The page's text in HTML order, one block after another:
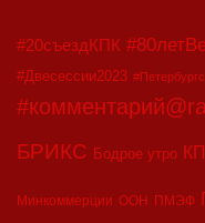
#20съездКПК
#Двесессии2023
БРИКС Бодрое утро
Минкоммерции ООН ПМЭФ